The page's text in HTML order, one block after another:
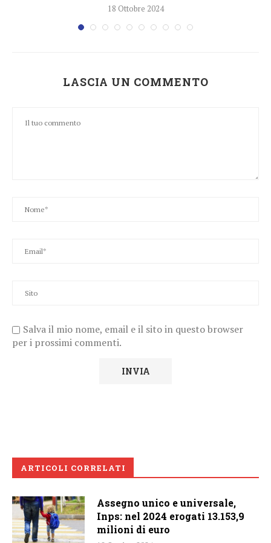
18 Ottobre 2024
LASCIA UN COMMENTO
Salva il mio nome, email e il sito in questo browser
per i prossimi commenti.
ARTICOLI CORRELATI
Assegno unico e universale,
Inps: nel 2024 erogati 13.153,9
milioni di euro